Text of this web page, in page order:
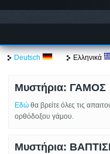
Deutsch Ελληνικά
Μυστήρια: ΓΑΜΟΣ
Εδώ θα βρείτε όλες τις
ορθόδοξου γάμου.
Μυστήρια: